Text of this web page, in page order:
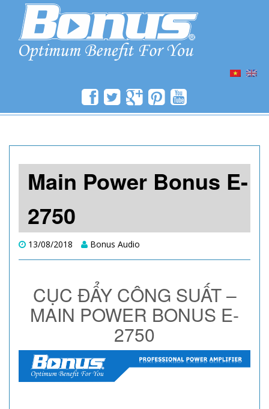
CONTENT
Main Power Bonus E-
2750
13/08/2018 Bonus Audio
CỤC ĐẨY CÔNG SUẤT –
MAIN POWER BONUS E-
2750